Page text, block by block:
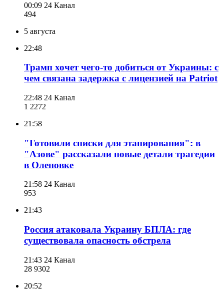
00:09 24 Канал
494
5 августа
22:48
Трамп хочет чего-то добиться от Украины: с
чем связана задержка с лицензией на Patriot
22:48 24 Канал
1 2272
21:58
"Готовили списки для этапирования": в
"Азове" рассказали новые детали трагедии
в Оленовке
21:58 24 Канал
953
21:43
Россия атаковала Украину БПЛА: где
существовала опасность обстрела
21:43 24 Канал
28 9302
20:52